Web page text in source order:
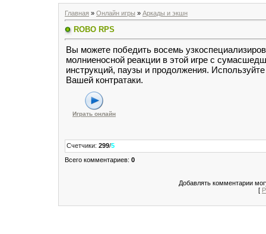
Главная » Онлайн игры » Аркады и экшн
ROBO RPS
Вы можете победить восемь
молниеносной реакции в этой игре с
инструкций, паузы и продолжения.
Вашей контратаки.
Играть онлайн
Счетчики: 299/5
Всего комментариев: 0
Добавлять комментарии
[